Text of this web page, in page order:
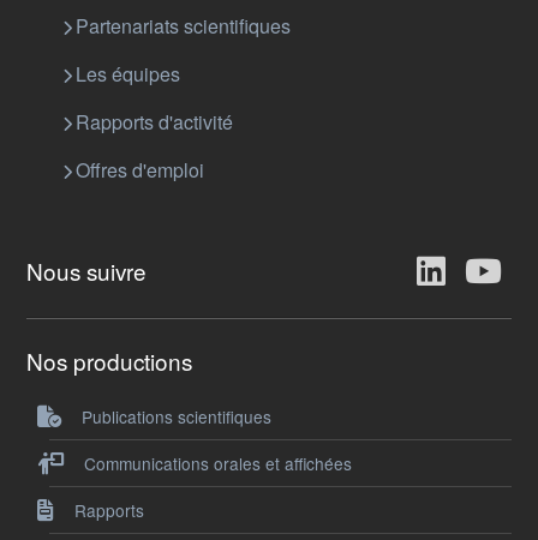
Partenariats scientifiques
Les équipes
Rapports d'activité
Offres d'emploi
Nous suivre
Nos productions
Publications scientifiques
Communications orales et affichées
Rapports